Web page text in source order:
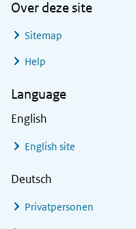
Over deze site
Sitemap
Help
Language
English
English site
Deutsch
Privatpersonen